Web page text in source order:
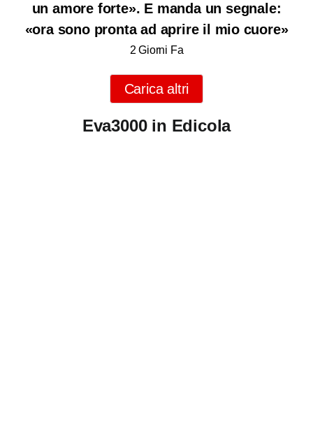
un amore forte». E manda un segnale:
«ora sono pronta ad aprire il mio cuore»
2 Giorni Fa
Carica altri
Eva3000 in Edicola